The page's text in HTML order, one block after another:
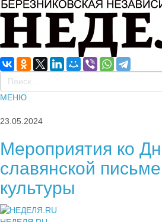
МЕНЮ
23.05.2024
Мероприятия ко
славянской
культуры